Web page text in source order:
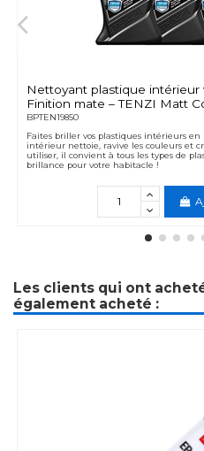
Nettoyant plastique intérieur
Finition mate – TENZI Matt
BPTEN19850
Faites briller vos plastiques intérieurs
intérieur nettoie, ravive les couleurs et
utiliser, il convient à tous les types de
brillance pour votre habitacle !
Les clients qui ont
également acheté :